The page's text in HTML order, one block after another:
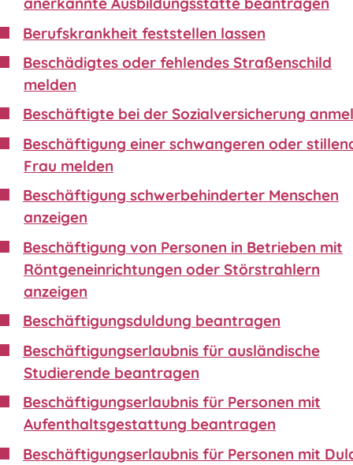
Berufskrankheit feststellen lassen
Beschädigtes oder fehlendes Straßenschild
melden
Beschäftigte bei der Sozialversicherung
Beschäftigung einer schwangeren oder
Frau melden
Beschäftigung schwerbehinderter Menschen
anzeigen
Beschäftigung von Personen in Betrieben mit
Röntgeneinrichtungen oder Störstrahlern
anzeigen
Beschäftigungsduldung beantragen
Beschäftigungserlaubnis für ausländische
Studierende beantragen
Beschäftigungserlaubnis für Personen mit
Aufenthaltsgestattung beantragen
Beschäftigungserlaubnis für Personen mit